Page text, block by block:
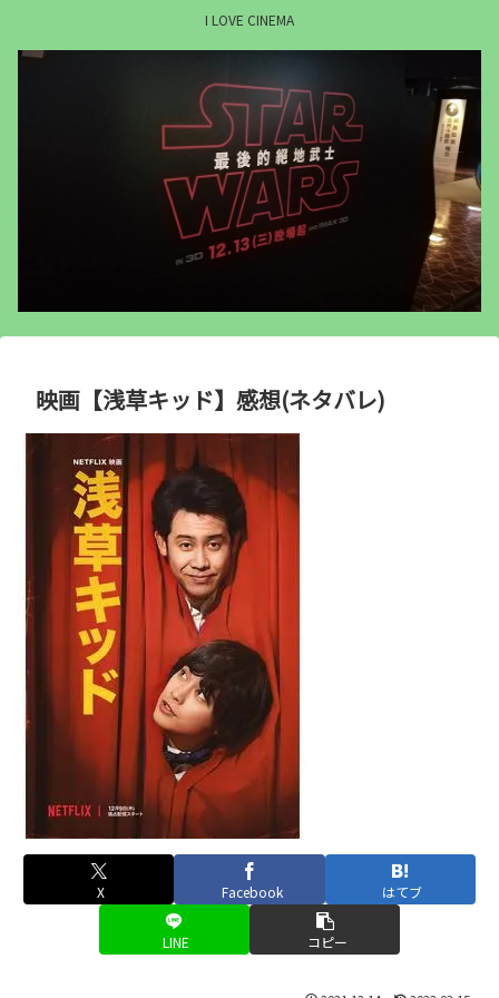
I LOVE CINEMA
映画【浅草キッド】感想(ネタバレ)
X Facebook はてブ
LINE コピー